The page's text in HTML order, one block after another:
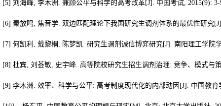
[5] 刘海峰 李木洲 兼顾公平与科学的高考改革 [J]. 中国考试 , 2015(9):
[6] 秦放鸣 焦音学 双边匹配理论下我国研究生调剂体系的最优性研究
[7] 何凯利 戴黎桐 陈梦凯 研究生调剂诚信博弈研究[J]. 南阳理工学院
[8] 杜宾 刘荟敏 史宇峰 高等院校研究生招生调剂治理: 竞争、模式与
[9] 李木洲 效率、科学与公平: 高考制度现代化的内部动因 [J]. 中国教育